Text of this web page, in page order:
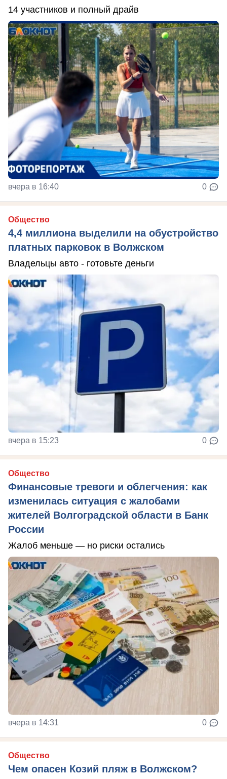
14 участников и полный драйв
вчера в 16:40 0
Общество
4,4 миллиона выделили на обустройство
платных парковок в Волжском
Владельцы авто - готовьте деньги
вчера в 15:23 0
Общество
Финансовые тревоги и облегчения: как
изменилась ситуация с жалобами
жителей Волгоградской области в Банк
России
Жалоб меньше — но риски остались
вчера в 14:31 0
Общество
Чем опасен Козий пляж в Волжском?